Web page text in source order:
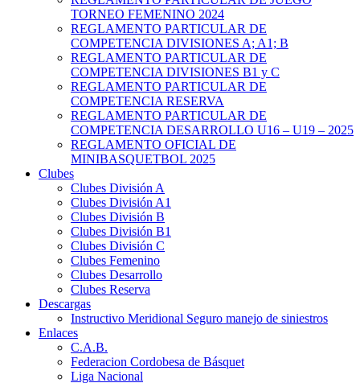
TORNEO FEMENINO 2024
REGLAMENTO PARTICULAR DE
COMPETENCIA DIVISIONES A; A1; B
REGLAMENTO PARTICULAR DE
COMPETENCIA DIVISIONES B1 y C
REGLAMENTO PARTICULAR DE
COMPETENCIA RESERVA
REGLAMENTO PARTICULAR DE
COMPETENCIA DESARROLLO U16 – U19 – 2025
REGLAMENTO OFICIAL DE
MINIBASQUETBOL 2025
Clubes
Clubes División A
Clubes División A1
Clubes División B
Clubes División B1
Clubes División C
Clubes Femenino
Clubes Desarrollo
Clubes Reserva
Descargas
Instructivo Meridional Seguro manejo de siniestros
Enlaces
C.A.B.
Federacion Cordobesa de Básquet
Liga Nacional